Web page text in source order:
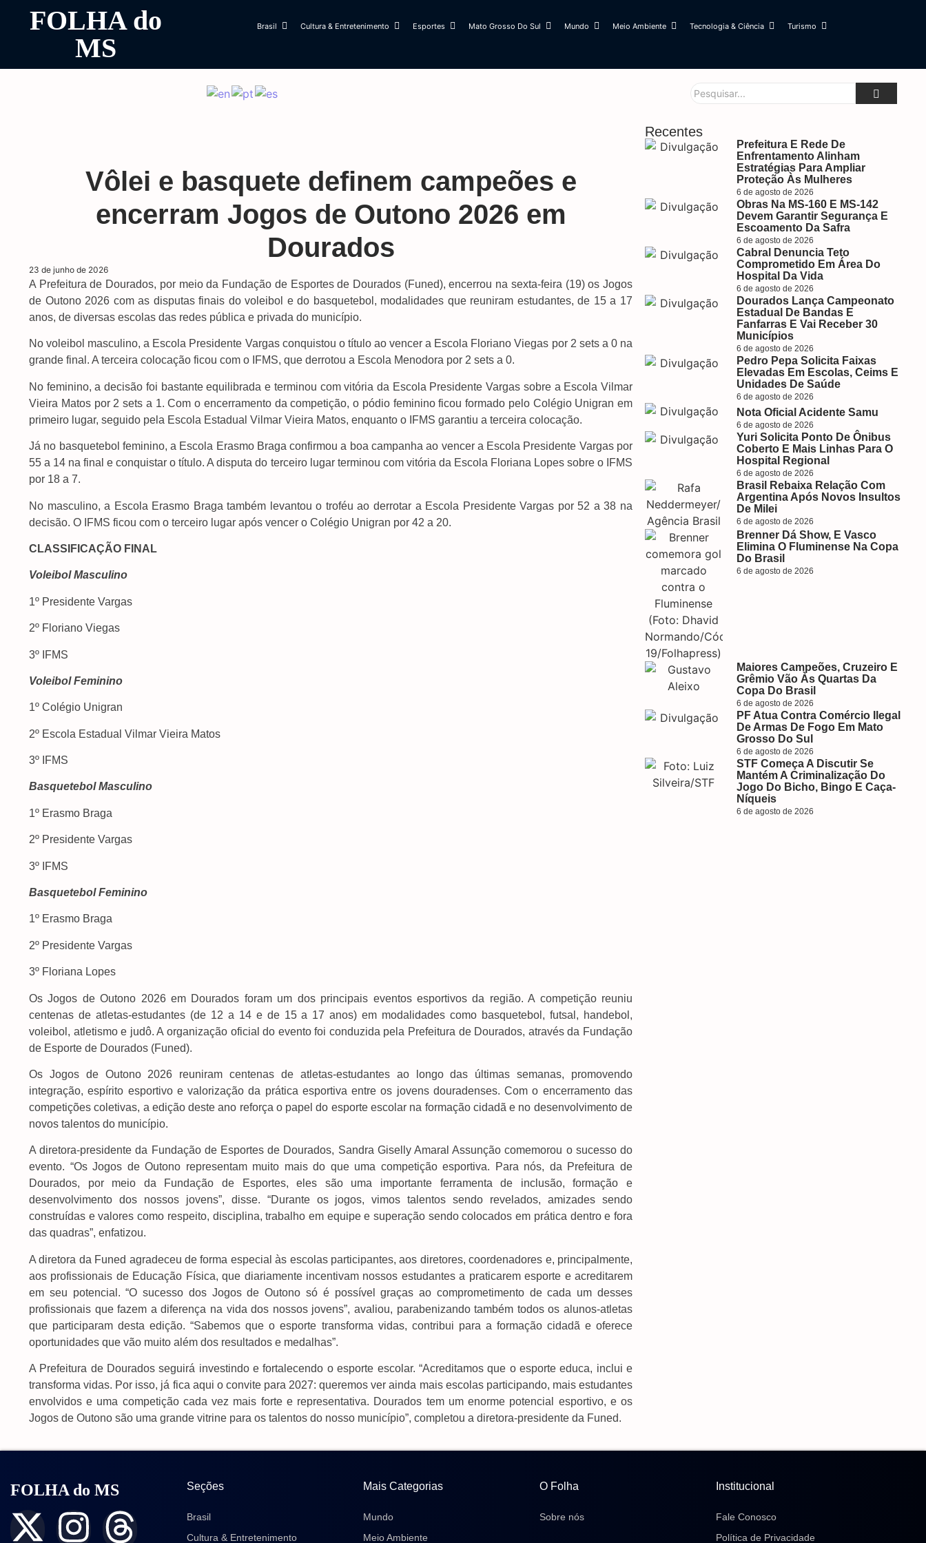
FOLHA do
MS
Brasil Cultura & Entretenimento Esportes Mato Grosso Do Sul Mundo Meio Ambiente Tecnologia & Ciência Turismo
Vôlei e basquete definem campeões e
encerram Jogos de Outono 2026 em
Dourados
23 de junho de 2026
A Prefeitura de Dourados, por meio da Fundação de Esportes de Dourados (Funed), encerrou na sexta-feira (19) os Jogos
de Outono 2026 com as disputas finais do voleibol e do basquetebol, modalidades que reuniram estudantes, de 15 a 17
anos, de diversas escolas das redes pública e privada do município.
No voleibol masculino, a Escola Presidente Vargas conquistou o título ao vencer a Escola Floriano Viegas por 2 sets a 0 na
grande final. A terceira colocação ficou com o IFMS, que derrotou a Escola Menodora por 2 sets a 0.
No feminino, a decisão foi bastante equilibrada e terminou com vitória da Escola Presidente Vargas sobre a Escola Vilmar
Vieira Matos por 2 sets a 1. Com o encerramento da competição, o pódio feminino ficou formado pelo Colégio Unigran em
primeiro lugar, seguido pela Escola Estadual Vilmar Vieira Matos, enquanto o IFMS garantiu a terceira colocação.
Já no basquetebol feminino, a Escola Erasmo Braga confirmou a boa campanha ao vencer a Escola Presidente Vargas por
55 a 14 na final e conquistar o título. A disputa do terceiro lugar terminou com vitória da Escola Floriana Lopes sobre o IFMS
por 18 a 7.
No masculino, a Escola Erasmo Braga também levantou o troféu ao derrotar a Escola Presidente Vargas por 52 a 38 na
decisão. O IFMS ficou com o terceiro lugar após vencer o Colégio Unigran por 42 a 20.
CLASSIFICAÇÃO FINAL
Voleibol Masculino
1º Presidente Vargas
2º Floriano Viegas
3º IFMS
Voleibol Feminino
1º Colégio Unigran
2º Escola Estadual Vilmar Vieira Matos
3º IFMS
Basquetebol Masculino
1º Erasmo Braga
2º Presidente Vargas
3º IFMS
Basquetebol Feminino
1º Erasmo Braga
2º Presidente Vargas
3º Floriana Lopes
Os Jogos de Outono 2026 em Dourados foram um dos principais eventos esportivos da região. A competição reuniu
centenas de atletas-estudantes (de 12 a 14 e de 15 a 17 anos) em modalidades como basquetebol, futsal, handebol,
voleibol, atletismo e judô. A organização oficial do evento foi conduzida pela Prefeitura de Dourados, através da Fundação
de Esporte de Dourados (Funed).
Os Jogos de Outono 2026 reuniram centenas de atletas-estudantes ao longo das últimas semanas, promovendo
integração, espírito esportivo e valorização da prática esportiva entre os jovens douradenses. Com o encerramento das
competições coletivas, a edição deste ano reforça o papel do esporte escolar na formação cidadã e no desenvolvimento de
novos talentos do município.
A diretora-presidente da Fundação de Esportes de Dourados, Sandra Giselly Amaral Assunção comemorou o sucesso do
evento. “Os Jogos de Outono representam muito mais do que uma competição esportiva. Para nós, da Prefeitura de
Dourados, por meio da Fundação de Esportes, eles são uma importante ferramenta de inclusão, formação e
desenvolvimento dos nossos jovens”, disse. “Durante os jogos, vimos talentos sendo revelados, amizades sendo
construídas e valores como respeito, disciplina, trabalho em equipe e superação sendo colocados em prática dentro e fora
das quadras”, enfatizou.
A diretora da Funed agradeceu de forma especial às escolas participantes, aos diretores, coordenadores e, principalmente,
aos profissionais de Educação Física, que diariamente incentivam nossos estudantes a praticarem esporte e acreditarem
em seu potencial. “O sucesso dos Jogos de Outono só é possível graças ao comprometimento de cada um desses
profissionais que fazem a diferença na vida dos nossos jovens”, avaliou, parabenizando também todos os alunos-atletas
que participaram desta edição. “Sabemos que o esporte transforma vidas, contribui para a formação cidadã e oferece
oportunidades que vão muito além dos resultados e medalhas”.
A Prefeitura de Dourados seguirá investindo e fortalecendo o esporte escolar. “Acreditamos que o esporte educa, inclui e
transforma vidas. Por isso, já fica aqui o convite para 2027: queremos ver ainda mais escolas participando, mais estudantes
envolvidos e uma competição cada vez mais forte e representativa. Dourados tem um enorme potencial esportivo, e os
Jogos de Outono são uma grande vitrine para os talentos do nosso município”, completou a diretora-presidente da Funed.
Recentes
Prefeitura E Rede De
Enfrentamento Alinham
Estratégias Para Ampliar
Proteção Às Mulheres
6 de agosto de 2026
Obras Na MS-160 E MS-142
Devem Garantir Segurança E
Escoamento Da Safra
6 de agosto de 2026
Cabral Denuncia Teto
Comprometido Em Área Do
Hospital Da Vida
6 de agosto de 2026
Dourados Lança Campeonato
Estadual De Bandas E
Fanfarras E Vai Receber 30
Municípios
6 de agosto de 2026
Pedro Pepa Solicita Faixas
Elevadas Em Escolas, Ceims E
Unidades De Saúde
6 de agosto de 2026
Nota Oficial Acidente Samu
6 de agosto de 2026
Yuri Solicita Ponto De Ônibus
Coberto E Mais Linhas Para O
Hospital Regional
6 de agosto de 2026
Brasil Rebaixa Relação Com
Argentina Após Novos Insultos
De Milei
6 de agosto de 2026
Brenner Dá Show, E Vasco
Elimina O Fluminense Na Copa
Do Brasil
6 de agosto de 2026
Maiores Campeões, Cruzeiro E
Grêmio Vão Às Quartas Da
Copa Do Brasil
6 de agosto de 2026
PF Atua Contra Comércio Ilegal
De Armas De Fogo Em Mato
Grosso Do Sul
6 de agosto de 2026
STF Começa A Discutir Se
Mantém A Criminalização Do
Jogo Do Bicho, Bingo E Caça-
Níqueis
6 de agosto de 2026
FOLHA do MS Seções
Brasil
Cultura & Entretenimento
Mais Categorias
Mundo
Meio Ambiente
O Folha
Sobre nós
Institucional
Fale Conosco
Política de Privacidade